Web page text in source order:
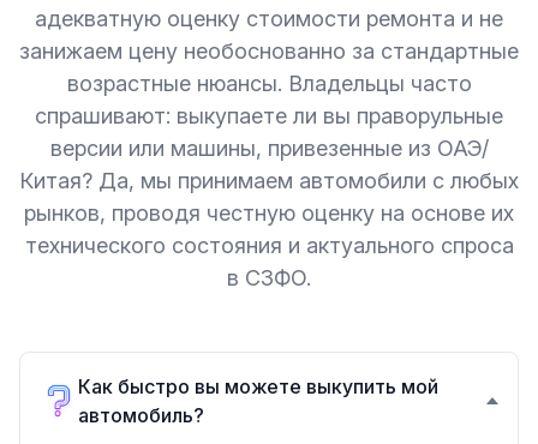
адекватную оценку стоимости ремонта и не
занижаем цену необоснованно за стандартные
возрастные нюансы. Владельцы часто
спрашивают: выкупаете ли вы праворульные
версии или машины, привезенные из ОАЭ/
Китая? Да, мы принимаем автомобили с любых
рынков, проводя честную оценку на основе их
технического состояния и актуального спроса
в СЗФО.
Как быстро вы можете выкупить мой
автомобиль?